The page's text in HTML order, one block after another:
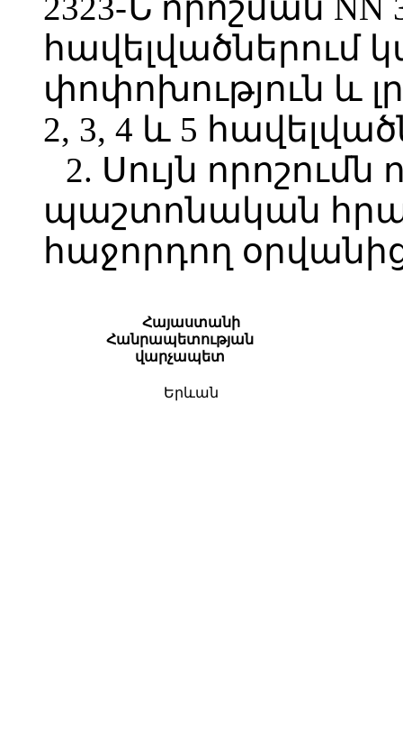
2323-Ն որոշման NN
հավելվածներում
փոփոխություն և
2, 3, 4 և 5
2. Սույն որոշումն
պաշտոնական
հաջորդող
Հայաստանի
Հանրապետության
վարչապետ
Երևան